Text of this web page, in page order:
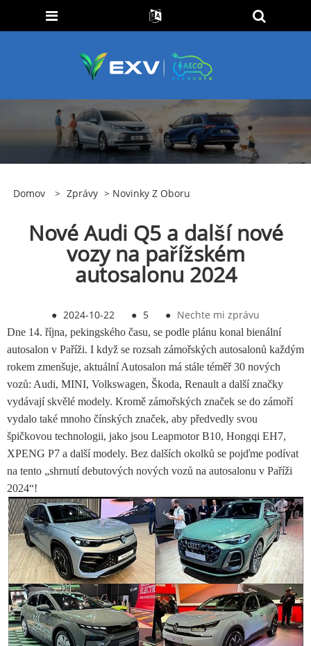
Domov > Zprávy > Novinky Z Oboru
Nové Audi Q5 a další nové
vozy na pařížském
autosalonu 2024
● 2024-10-22 ● 5 ● Nechte mi zprávu
Dne 14. října, pekingského času, se podle plánu konal bienální
autosalon v Paříži. I když se rozsah zámořských autosalonů každým
rokem zmenšuje, aktuální Autosalon má stále téměř 30 nových
vozů: Audi, MINI, Volkswagen, Škoda, Renault a další značky
vydávají skvělé modely. Kromě zámořských značek se do zámoří
vydalo také mnoho čínských značek, aby předvedly svou
špičkovou technologii, jako jsou Leapmotor B10, Hongqi EH7,
XPENG P7 a další modely. Bez dalších okolků se pojďme podívat
na tento „shrnutí debutových nových vozů na autosalonu v Paříži
2024“!